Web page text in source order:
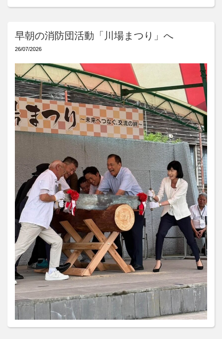
早朝の消防団活動「川場まつり」へ
26/07/2026